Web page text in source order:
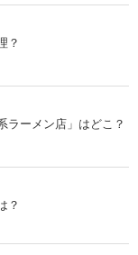
？
ラーメン店」はどこ？
？